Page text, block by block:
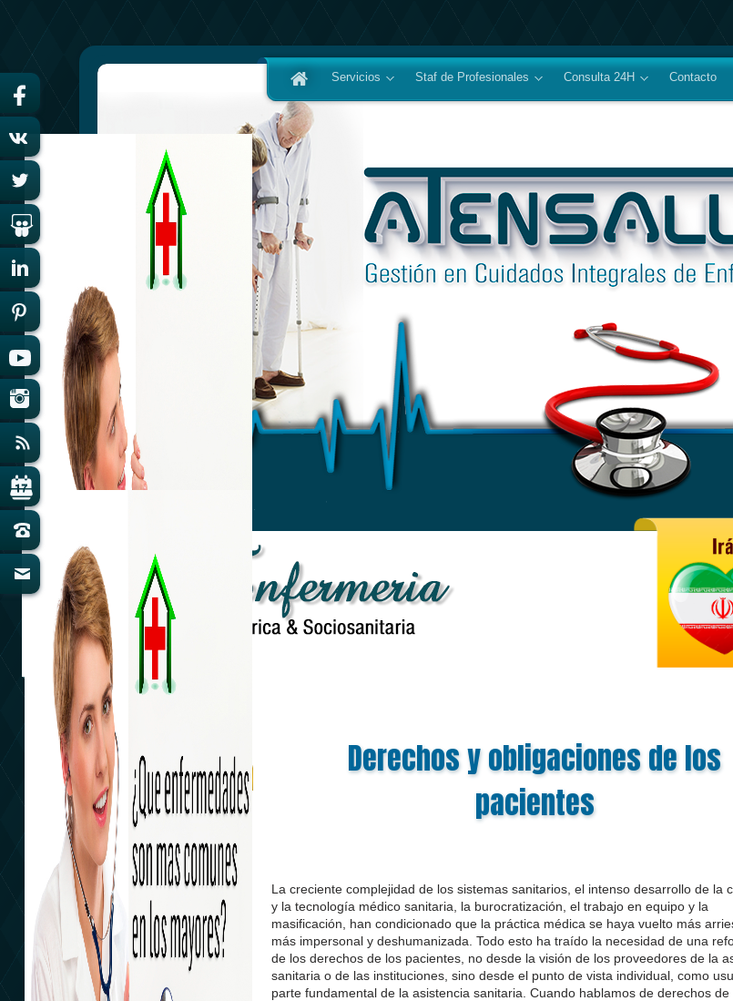
Servicios Staf de Profesionales Consulta 24H Contacto
Amabilidad y Confianza
Derechos y obligaciones de los
pacientes
La creciente complejidad de los sistemas sanitarios, el intenso desarrollo de la
y la tecnología médico sanitaria, la burocratización, el trabajo en equipo y la
masificación, han condicionado que la práctica médica se haya vuelto más
más impersonal y deshumanizada. Todo esto ha traído la necesidad de una
de los derechos de los pacientes, no desde la visión de los proveedores de la
sanitaria o de las instituciones, sino desde el punto de vista individual, como
parte fundamental de la asistencia sanitaria. Cuando hablamos de derechos de